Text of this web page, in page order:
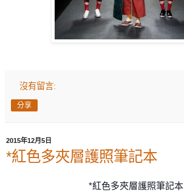
沒有留言:
分享
2015年12月5日
*紅色多夾層護照筆記本
*紅色多夾層護照筆記本